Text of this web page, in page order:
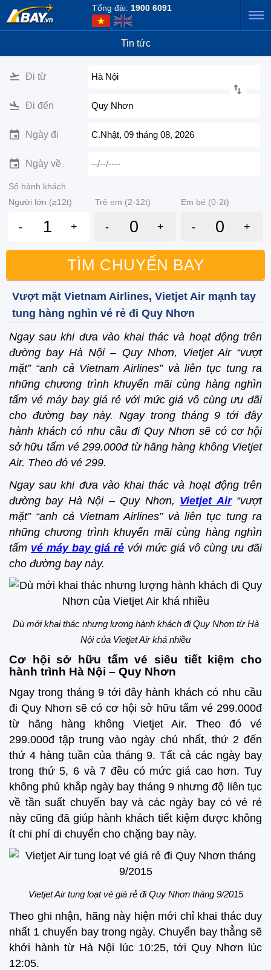
Tổng đài: 1900 6091
Tin tức
Đi từ Hà Nội
Đi đến Quy Nhơn
Ngày đi C.Nhật, 09 tháng 08, 2026
Ngày về --/--/----
Số hành khách
Người lớn (≥12t)
Trẻ em (2-12t) Em bé (0-2t)
- + - + - +
TÌM CHUYẾN BAY
Vượt mặt Vietnam Airlines, Vietjet Air mạnh tay
tung hàng nghìn vé rẻ đi Quy Nhơn
Ngay sau khi đưa vào khai thác và hoạt động trên
đường bay Hà Nội – Quy Nhơn, Vietjet Air “vượt
mặt” “anh cả Vietnam Airlines” và liên tục tung ra
những chương trình khuyến mãi cùng hàng nghìn
tấm vé máy bay giá rẻ với mức giá vô cùng ưu đãi
cho đường bay này. Ngay trong tháng 9 tới đây
hành khách có nhu cầu đi Quy Nhơn sẽ có cơ hội
sở hữu tấm vé 299.000đ từ hãng hàng không Vietjet
Air. Theo đó vé 299.
Ngay sau khi đưa vào khai thác và hoạt động trên
đường bay Hà Nội – Quy Nhơn, Vietjet Air“vượt
mặt” “anh cả Vietnam Airlines” và liên tục tung ra
những chương trình khuyến mãi cùng hàng nghìn
tấm vé máy bay giá rẻ với mức giá vô cùng ưu đãi
cho đường bay này.
Dù mới khai thác nhưng lượng hành khách đi Quy Nhơn từ Hà
Nội của Vietjet Air khá nhiều
Cơ hội sở hữu tấm vé siêu tiết kiệm cho
hành trình Hà Nội – Quy Nhơn
Ngay trong tháng 9 tới đây hành khách có nhu cầu
đi Quy Nhơn sẽ có cơ hội sở hữu tấm vé 299.000đ
từ hãng hàng không Vietjet Air. Theo đó vé
299.000đ tập trung vào ngày chủ nhất, thứ 2 đến
thứ 4 hàng tuần của tháng 9. Tất cả các ngày bay
trong thứ 5, 6 và 7 đều có mức giá cao hơn. Tuy
không phủ khắp ngày bay tháng 9 nhưng độ liên tục
về tần suất chuyến bay và các ngày bay có vé rẻ
này cũng đã giúp hành khách tiết kiệm được không
ít chi phí di chuyển cho chặng bay này.
Vietjet Air tung loạt vé giá rẻ đi Quy Nhơn tháng 9/2015
Theo ghi nhận, hãng này hiện mới chỉ khai thác duy
nhất 1 chuyến bay trong ngày. Chuyến bay thẳng sẽ
khởi hành từ Hà Nội lúc 10:25, tới Quy Nhơn lúc
12:05.